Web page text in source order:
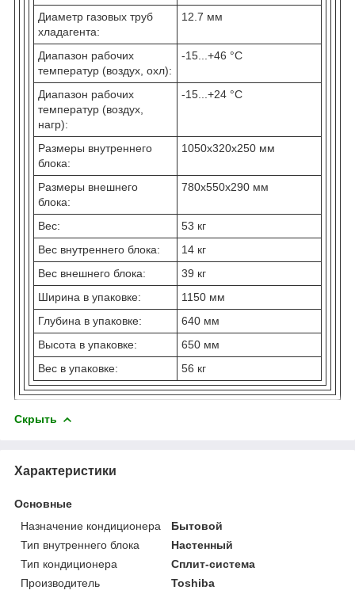
Диаметр газовых труб
хладагента:
12.7 мм
Диапазон рабочих
температур (воздух, охл):
-15...+46 °C
Диапазон рабочих
температур (воздух,
нагр):
-15...+24 °C
Размеры внутреннего
блока:
1050x320x250 мм
Размеры внешнего
блока:
780x550x290 мм
Вес:
53 кг
Вес внутреннего блока:
14 кг
Вес внешнего блока:
39 кг
Ширина в упаковке:
1150 мм
Глубина в упаковке:
640 мм
Высота в упаковке:
650 мм
Вес в упаковке:
56 кг
Скрыть
Характеристики
Основные
Назначение кондиционера
Бытовой
Тип внутреннего блока
Настенный
Тип кондиционера
Сплит-система
Производитель
Toshiba